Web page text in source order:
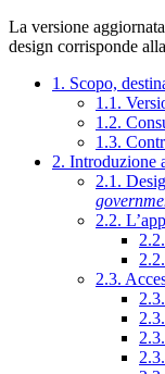
La versione
design corrisponde alla
1. Scopo,
1.1.
1.2.
1.3.
2. Introduzione
2.1.
2.2.
2.3.